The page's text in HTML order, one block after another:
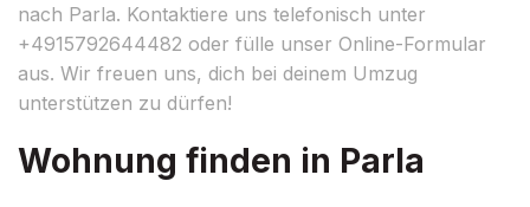
nach Parla. Kontaktiere uns telefonisch unter
+4915792644482 oder fülle unser Online-Formular
aus. Wir freuen uns, dich bei deinem Umzug
unterstützen zu dürfen!
Wohnung finden in Parla